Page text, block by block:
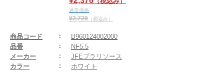
通常価格
¥2,728 （税込み）
商品コード
B960124002000
品番
NF5.5
メーカー
JFEプラリソース
カラー
ホワイト